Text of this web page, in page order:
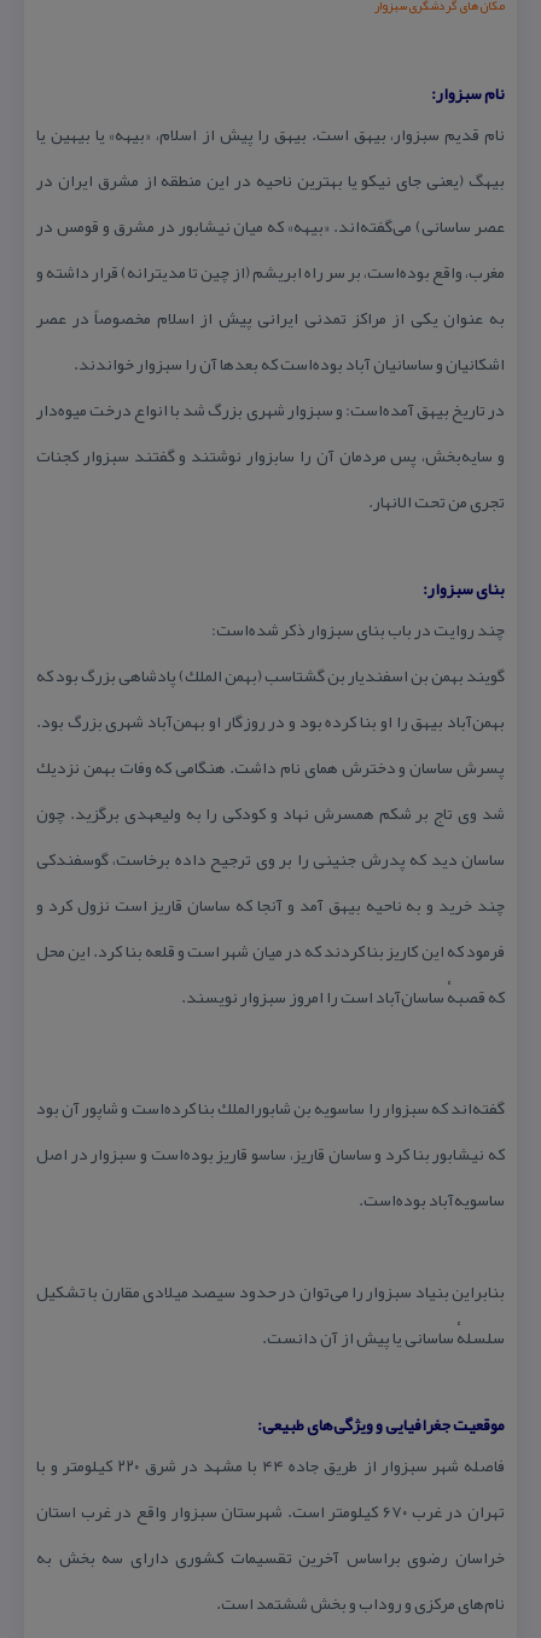
مكان های گردشگری سبزوار
نام سبزوار:
نام قدیم سبزوار، بیهق است. بیهق را پیش از اسلام، «بیهه» یا بیهین یا
بیهگ (یعنی جای نیكو یا بهترین ناحیه در این منطقه از مشرق ایران در
عصر ساسانی) می‌گفته‌اند. «بیهه» كه میان نیشابور در مشرق و قومس در
مغرب، واقع بوده‌است، بر سر راه ابریشم (از چین تا مدیترانه) قرار داشته و
به عنوان یكی از مراكز تمدنی ایرانی پیش از اسلام مخصوصاً در عصر
اشكانیان و ساسانیان آباد بوده‌است كه بعدها آن را سبزوار خواندند.
در تاریخ بیهق آمده‌است: و سبزوار شهری بزرگ شد با انواع درخت میوه‌دار
و سایه‌بخش، پس مردمان آن را سابزوار نوشتند و گفتند سبزوار كجنات
تجری من تحت الانهار.
بنای سبزوار:
چند روایت در باب بنای سبزوار ذكر شده‌است:
گویند بهمن بن اسفندیار بن گشتاسب (بهمن الملك) پادشاهی بزرگ بود كه
بهمن‌آباد بیهق را او بنا كرده بود و در روزگار او بهمن‌آباد شهری بزرگ بود.
پسرش ساسان و دخترش همای نام داشت. هنگامی كه وفات بهمن نزدیك
شد وی تاج بر شكم همسرش نهاد و كودكی را به ولیعهدی برگزید. چون
ساسان دید كه پدرش جنینی را بر وی ترجیح داده برخاست، گوسفندكی
چند خرید و به ناحیه بیهق آمد و آنجا كه ساسان قاریز است نزول كرد و
فرمود كه این كاریز بنا كردند كه در میان شهر است و قلعه بنا كرد. این محل
كه قصبهٔ ساسان‌آباد است را امروز سبزوار نویسند.
گفته‌اند كه سبزوار را ساسویه بن شابورالملك بنا كرده‌است و شاپور آن بود
كه نیشابور بنا كرد و ساسان قاریز، ساسو قاریز بوده‌است و سبزوار در اصل
ساسویه‌آباد بوده‌است.
بنابراین بنیاد سبزوار را می‌توان در حدود سیصد میلادی مقارن با تشكیل
سلسلهٔ ساسانی یا پیش از آن دانست.
موقعیت جغرافیایی و ویژگی‌های طبیعی:
فاصله شهر سبزوار از طریق جاده ۴۴ با مشهد در شرق ۲۲۰ كیلومتر و با
تهران در غرب ۶۷۰ كیلومتر است. شهرستان سبزوار واقع در غرب استان
خراسان رضوی براساس آخرین تقسیمات كشوری دارای سه بخش به
نام‌های مركزی و روداب و بخش ششتمد است.